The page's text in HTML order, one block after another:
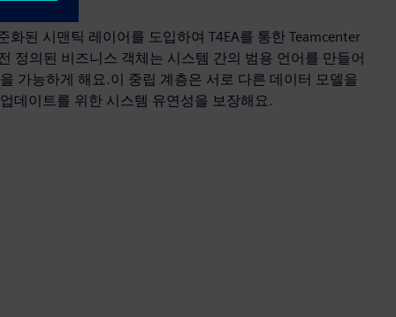
화된 시맨틱 레이어를 도입하여 T4EA를 통한 Teamcenter
정의된 비즈니스 객체는 시스템 간의 범용 언어를 만들어
가능하게 해요.이 중립 계층은 서로 다른 데이터 모델을
데이트를 위한 시스템 유연성을 보장해요.